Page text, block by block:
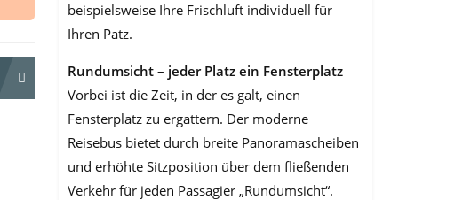
beispielsweise Ihre Frischluft individuell für
Ihren Patz.
Rundumsicht – jeder Platz ein Fensterplatz
Vorbei ist die Zeit, in der es galt, einen
Fensterplatz zu ergattern. Der moderne
Reisebus bietet durch breite Panoramascheiben
und erhöhte Sitzposition über dem fließenden
Verkehr für jeden Passagier „Rundumsicht“.